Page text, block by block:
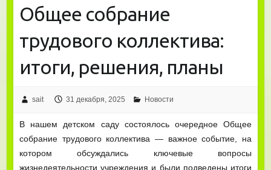
Общее собрание
трудового коллектива:
итоги, решения, планы
sait 31 декабря, 2025 Новости
В нашем детском саду состоялось очередное Общее
собрание трудового коллектива — важное событие, на
котором обсуждались ключевые вопросы
жизнедеятельности учреждения и были подведены итоги